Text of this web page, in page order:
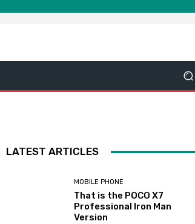
LATEST ARTICLES
MOBILE PHONE
That is the POCO X7
Professional Iron Man
Version